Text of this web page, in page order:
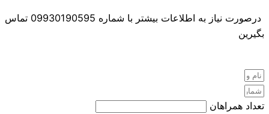
درصورت نیاز به اطلاعات بیشتر با شماره 09930190595 تماس
بگیرین
تعداد همراهان